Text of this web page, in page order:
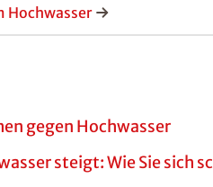
Hochwasser
gegen Hochwasser
steigt: Wie Sie sich